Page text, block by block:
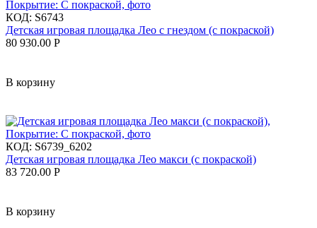
КОД: S6743
Детская игровая площадка Лео с гнездом (с покраской)
80 930.00 Р
В корзину
КОД: S6739_6202
Детская игровая площадка Лео макси (с покраской)
83 720.00 Р
В корзину